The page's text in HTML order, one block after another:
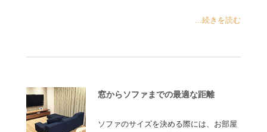
...続きを読む
窓からソファまでの最適な距離
ソファのサイズを決める際には、お部屋